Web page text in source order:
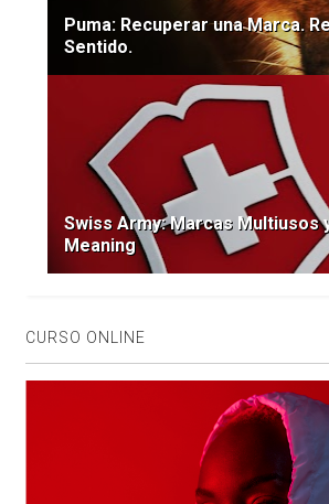
Puma: Recuperar una Marca.
Sentido.
Swiss Army: Marcas Multiusos
Meaning
CURSO ONLINE